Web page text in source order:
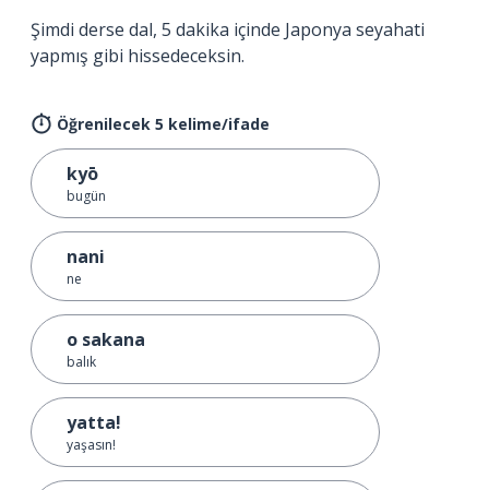
Şimdi derse dal, 5 dakika içinde Japonya seyahati
yapmış gibi hissedeceksin.
Öğrenilecek 5 kelime/ifade
kyō
bugün
nani
ne
o sakana
balık
yatta!
yaşasın!